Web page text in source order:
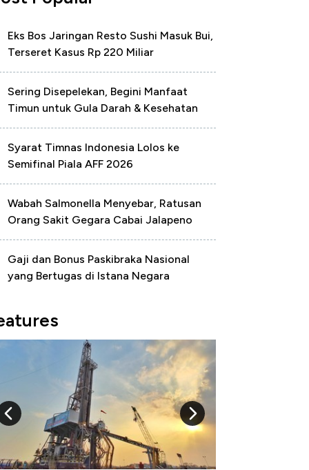
Eks Bos Jaringan Resto Sushi Masuk Bui,
Terseret Kasus Rp 220 Miliar
Sering Disepelekan, Begini Manfaat
Timun untuk Gula Darah & Kesehatan
Syarat Timnas Indonesia Lolos ke
Semifinal Piala AFF 2026
Wabah Salmonella Menyebar, Ratusan
Orang Sakit Gegara Cabai Jalapeno
Gaji dan Bonus Paskibraka Nasional
yang Bertugas di Istana Negara